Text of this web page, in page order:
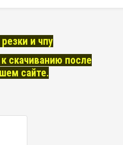
и чпу
скачиванию после
сайте.